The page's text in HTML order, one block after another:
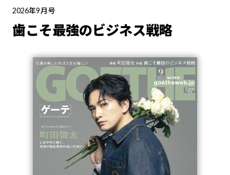
2026年9月号
歯こそ最強のビジネス戦略